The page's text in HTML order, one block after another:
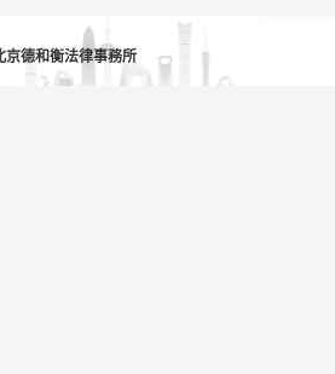
京德和衡法律事務所